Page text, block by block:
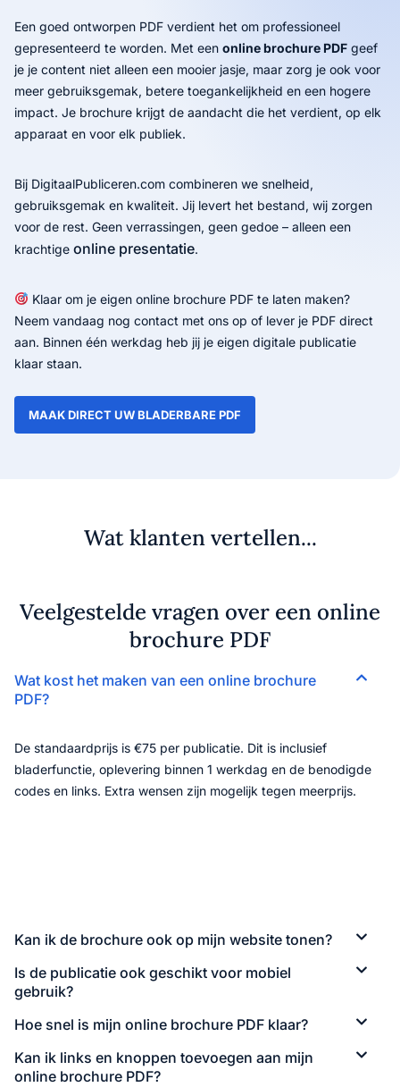
Een goed ontworpen PDF verdient het om professioneel
gepresenteerd te worden. Met een online brochure PDF geef
je je content niet alleen een mooier jasje, maar zorg je ook voor
meer gebruiksgemak, betere toegankelijkheid en een hogere
impact. Je brochure krijgt de aandacht die het verdient, op elk
apparaat en voor elk publiek.
Bij DigitaalPubliceren.com combineren we snelheid,
gebruiksgemak en kwaliteit. Jij levert het bestand, wij zorgen
voor de rest. Geen verrassingen, geen gedoe – alleen een
krachtige online presentatie.
Klaar om je eigen online brochure PDF te laten maken?
Neem vandaag nog contact met ons op of lever je PDF direct
aan. Binnen één werkdag heb jij je eigen digitale publicatie
klaar staan.
MAAK DIRECT UW BLADERBARE PDF
Wat klanten vertellen...
Veelgestelde vragen over een online
brochure PDF
Wat kost het maken van een online brochure
PDF?
De standaardprijs is €75 per publicatie. Dit is inclusief
bladerfunctie, oplevering binnen 1 werkdag en de benodigde
codes en links. Extra wensen zijn mogelijk tegen meerprijs.
Kan ik de brochure ook op mijn website tonen?
Is de publicatie ook geschikt voor mobiel
gebruik?
Hoe snel is mijn online brochure PDF klaar?
Kan ik links en knoppen toevoegen aan mijn
online brochure PDF?